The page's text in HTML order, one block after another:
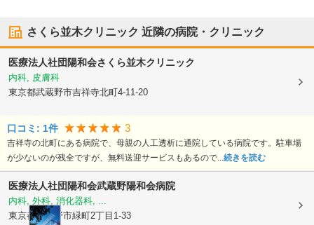
さくら並木クリニック 近隣の病院・クリニック
医療法人社団陽和会さくら並木クリニック
内科, 皮膚科
東京都武蔵野市吉祥寺北町4-11-20
口コミ: 1件 3
吉祥寺の北町にある病院で、母親の人工透析に通院している病院です。駐車場
が少ないのが残全ですが、無料送迎サービスもあるので...続きを読む
医療法人社団陽和会武蔵野陽和会病院
内科, 外科, 消化器科, ...
東京都武蔵野市緑町2丁目1-33